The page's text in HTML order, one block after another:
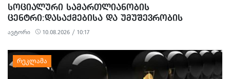
ᲡᲝᲪᲘᲐᲚᲣᲠᲘ ᲡᲐᲛᲐᲠᲗᲚᲘᲐᲜᲝᲑᲘᲡ
ᲪᲔᲜᲢᲠᲘ:ᲓᲐᲡᲐᲥᲛᲔᲑᲘᲡᲐ ᲓᲐ ᲣᲛᲣᲨᲔᲕᲠᲝᲑᲘᲡ
ᲡᲢᲐᲢᲘᲡᲢᲘᲙᲐ ᲡᲐᲥᲐᲠᲗᲕᲔᲚᲝᲨᲘ: ᲠᲐ ᲨᲔᲘᲪᲕᲐᲚᲐ
2014-2024 ᲬᲚᲔᲑᲨᲘ?
ავტორი 10.08.2026 / 10:17